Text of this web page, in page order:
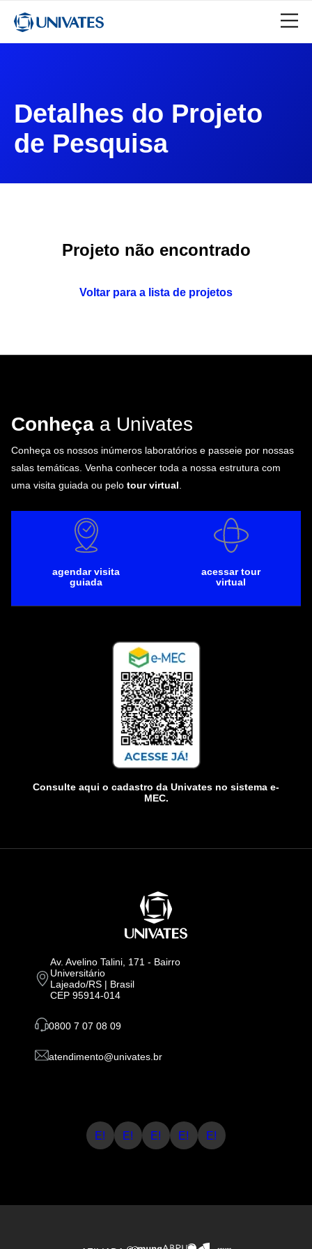
Detalhes do Projeto
de Pesquisa
Projeto não encontrado
Voltar para a lista de projetos
Conheça a Univates
Conheça os nossos inúmeros laboratórios e passeie por nossas
salas temáticas. Venha conhecer toda a nossa estrutura com
uma visita guiada ou pelo tour virtual
agendar visita
guiada
acessar tour
virtual
Consulte aqui o cadastro da Univates no sistema e-
MEC.
Av. Avelino Talini, 171 - Bairro
Universitário
Lajeado/RS | Brasil
CEP 95914-014
0800 7 07 08 09
atendimento@univates.br
E! E! E! E! E!